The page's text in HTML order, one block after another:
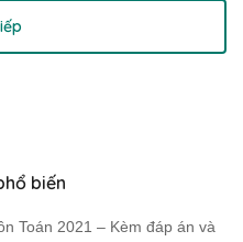
biến
Toán 2021 – Kèm đáp án và